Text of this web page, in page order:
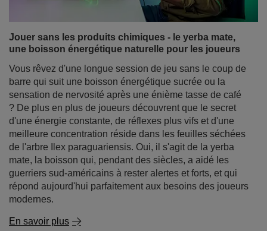
Jouer sans les produits chimiques - le yerba mate,
une boisson énergétique naturelle pour les joueurs
Vous rêvez d'une longue session de jeu sans le coup de
barre qui suit une boisson énergétique sucrée ou la
sensation de nervosité après une énième tasse de café
? De plus en plus de joueurs découvrent que le secret
d'une énergie constante, de réflexes plus vifs et d'une
meilleure concentration réside dans les feuilles séchées
de l'arbre Ilex paraguariensis. Oui, il s'agit de la yerba
mate, la boisson qui, pendant des siècles, a aidé les
guerriers sud-américains à rester alertes et forts, et qui
répond aujourd'hui parfaitement aux besoins des joueurs
modernes.
En savoir plus